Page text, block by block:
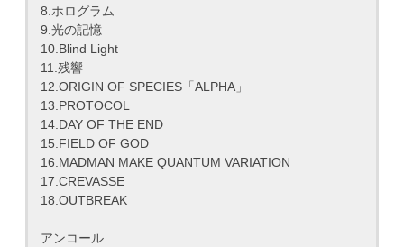
8.ホログラム
9.光の記憶
10.Blind Light
11.残響
12.ORIGIN OF SPECIES「ALPHA」
13.PROTOCOL
14.DAY OF THE END
15.FIELD OF GOD
16.MADMAN MAKE QUANTUM VARIATION
17.CREVASSE
18.OUTBREAK
アンコール